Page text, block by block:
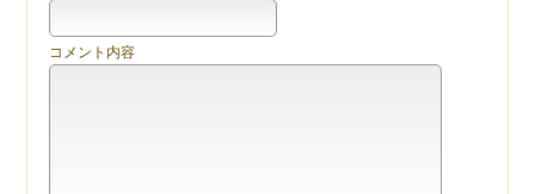
コメント内容